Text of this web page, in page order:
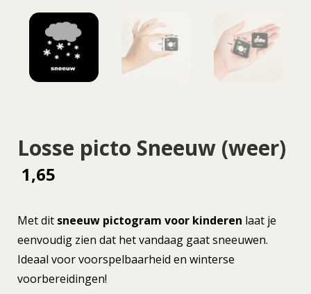
Losse picto Sneeuw (weer)
1,65
Met dit sneeuw pictogram voor kinderen laat je
eenvoudig zien dat het vandaag gaat sneeuwen.
Ideaal voor voorspelbaarheid en winterse
voorbereidingen!